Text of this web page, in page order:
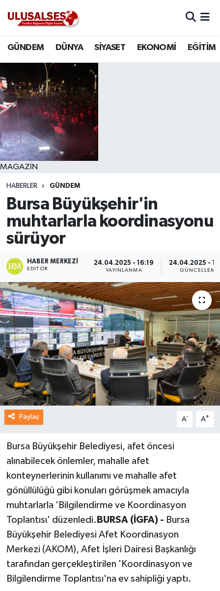
GÜNDEM DÜNYA SİYASET EKONOMİ EĞİTİM
MAGAZİN
HABERLER GÜNDEM
Bursa Büyükşehir'in
muhtarlarla koordinasyonu
sürüyor
HABER MERKEZI
EDITÖR
24.04.2025 - 16:19
YAYINLANMA
24.04.2025 -
GÜNCELLEME
Paylaş A- A+
Bursa Büyükşehir Belediyesi, afet öncesi
alınabilecek önlemler, mahalle afet
konteynerlerinin kullanımı ve mahalle afet
gönüllülüğü gibi konuları görüşmek amacıyla
muhtarlarla 'Bilgilendirme ve Koordinasyon
Toplantısı' düzenledi. BURSA (İGFA) - Bursa
Büyükşehir Belediyesi Afet Koordinasyon
Merkezi (AKOM), Afet İşleri Dairesi Başkanlığı
tarafından gerçekleştirilen 'Koordinasyon ve
Bilgilendirme Toplantısı'na ev sahipliği yaptı.
DÜNYA
SİYASET
EKONOMİ
EĞİTİM
SAĞLIK
MAGAZİN
SPOR
Trafik Durumu
Süper Lig Puan Durumu ve Fikstür
Tüm Manşetler
Son Dakika Haberleri
Haber Arşivi